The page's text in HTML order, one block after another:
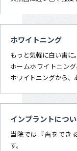
ホワイトニング
もっと気軽に白い歯に
ホームホワイトニン
ホワイトニングから、
インプラントにつ
当院では『歯をでき
す。